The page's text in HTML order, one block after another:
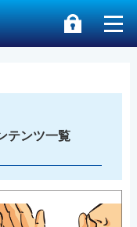
テンツ一覧